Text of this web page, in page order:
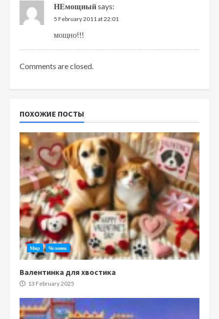
НЕмощныйsays:
5 February 2011 at 22:01
мощно!!!
Comments are closed.
ПОХОЖИЕ ПОСТЫ
Мир Человек
Валентинка для хвостика
13 February 2025